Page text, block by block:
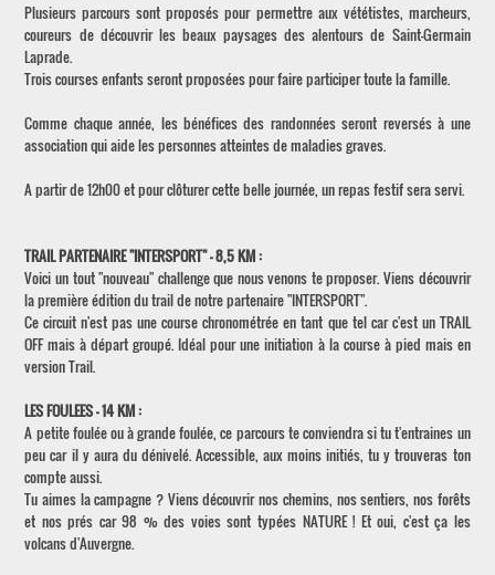
Plusieurs parcours sont proposés pour permettre aux vététistes, marcheurs,
coureurs de découvrir les beaux paysages des alentours de Saint-Germain
Laprade.
Trois courses enfants seront proposées pour faire participer toute la famille.
Comme chaque année, les bénéfices des randonnées seront reversés à une
association qui aide les personnes atteintes de maladies graves.
A partir de 12h00 et pour clôturer cette belle journée, un repas festif sera servi.
TRAIL PARTENAIRE "INTERSPORT" - 8,5 KM :
Voici un tout "nouveau" challenge que nous venons te proposer. Viens découvrir
la première édition du trail de notre partenaire "INTERSPORT".
Ce circuit n'est pas une course chronométrée en tant que tel car c'est un TRAIL
OFF mais à départ groupé. Idéal pour une initiation à la course à pied mais en
version Trail.
LES FOULEES - 14 KM :
A petite foulée ou à grande foulée, ce parcours te conviendra si tu t'entraines un
peu car il y aura du dénivelé. Accessible, aux moins initiés, tu y trouveras ton
compte aussi.
Tu aimes la campagne ? Viens découvrir nos chemins, nos sentiers, nos forêts
et nos prés car 98 % des voies sont typées NATURE ! Et oui, c'est ça les
volcans d'Auvergne.